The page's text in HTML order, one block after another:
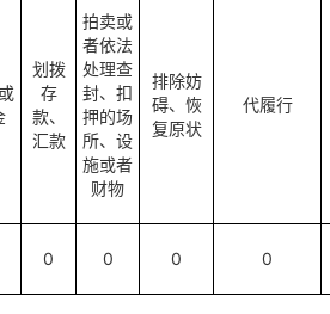
划拨
存
款、
汇款
拍卖或
者依法
处理查
封、扣
押的场
所、设
施或者
财物
排除妨
碍、恢
复原状
代履行
0 0 0 0